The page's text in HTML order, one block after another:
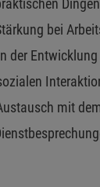
bei
der
mit